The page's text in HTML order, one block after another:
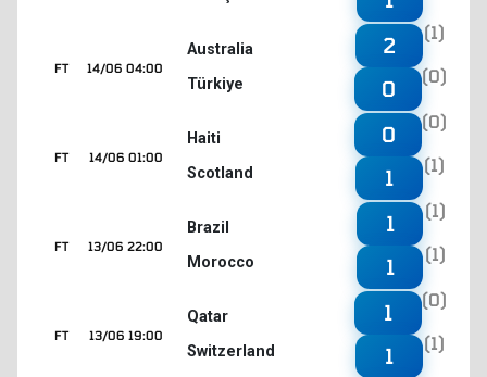
14/06 04:00
FT
Australia
Türkiye
2
(1)
0
(0)
14/06 01:00
FT
Haiti
Scotland
0
(0)
1
(1)
13/06 22:00
FT
Brazil
Morocco
1
(1)
1
(1)
13/06 19:00
FT
Qatar
Switzerland
1
(0)
1
(1)